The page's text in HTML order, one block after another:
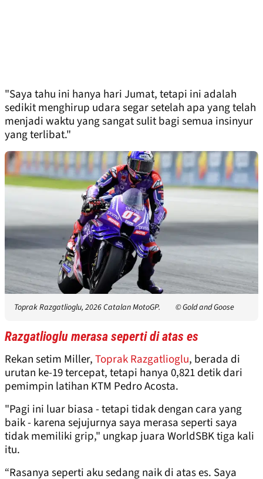
"Saya tahu ini hanya hari Jumat, tetapi ini adalah
sedikit menghirup udara segar setelah apa yang telah
menjadi waktu yang sangat sulit bagi semua insinyur
yang terlibat."
Toprak Razgatlioglu, 2026 Catalan MotoGP. © Gold and Goose
Razgatlioglu merasa seperti di atas es
Rekan setim Miller,Toprak Razgatlioglu, berada di
urutan ke-19 tercepat, tetapi hanya 0,821 detik dari
pemimpin latihan KTM Pedro Acosta.
"Pagi ini luar biasa - tetapi tidak dengan cara yang
baik - karena sejujurnya saya merasa seperti saya
tidak memiliki grip," ungkap juara WorldSBK tiga kali
itu.
“Rasanya seperti aku sedang naik di atas es. Saya